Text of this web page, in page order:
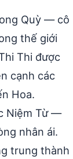
Quỳ — cô
thế giới
Thi được
cạnh các
Hoa.
Niệm Từ —
nhân ái.
trung thành